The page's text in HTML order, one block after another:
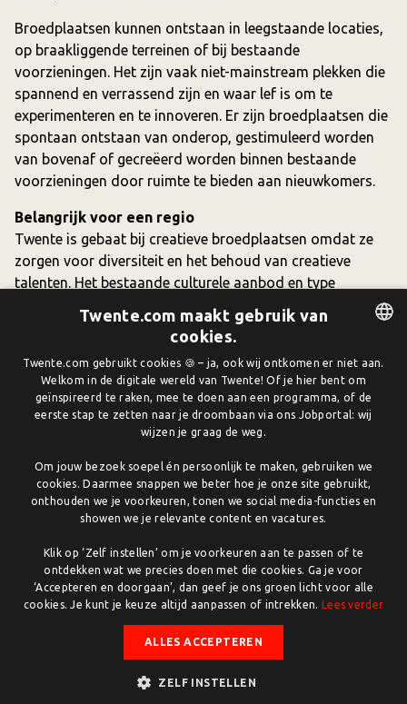
Broedplaatsen kunnen ontstaan in leegstaande locaties,
op braakliggende terreinen of bij bestaande
voorzieningen. Het zijn vaak niet-mainstream plekken die
spannend en verrassend zijn en waar lef is om te
experimenteren en te innoveren. Er zijn broedplaatsen die
spontaan ontstaan van onderop, gestimuleerd worden
van bovenaf of gecreëerd worden binnen bestaande
voorzieningen door ruimte te bieden aan nieuwkomers.
Belangrijk voor een regio
Twente is gebaat bij creatieve broedplaatsen omdat ze
zorgen voor diversiteit en het behoud van creatieve
talenten. Het bestaande culturele aanbod en type
voorzieningen in de regio sluit onvoldoende aan bij de
vraag van juist díe doelgroep die noodzakelijk is om de
doelstelling van Twente als innovatieve, technisch
vooraanstaande regio te bereiken. De aanwezigheid van
creatieve broedplaatsen trekt de creatieve klasse en
creatieve industrie aan en dit leidt tot banengroei in de
De regeling
Creatieven die in één van de veertien Twentse gemeenten
een creatieve broedplaats willen versterken of concrete
kunnen vanaf 1 september 2020 een aanvraag indienen
voor een financiële bijdrage, netwerkondersteuning en
coaching.
Binnen de regeling kunnen drie soorten broedplaatsen in
aanmerking komen:
DUTCH
ENGLISH
Twente.com maakt gebruik van
cookies.
Twente.com gebruikt cookies 🍪 – ja, ook wij ontkomen er niet aan.
Welkom in de digitale wereld van Twente! Of je hier bent om
geïnspireerd te raken, mee te doen aan een programma, of de
eerste stap te zetten naar je droombaan via ons Jobportal: wij
wijzen je graag de weg.
Om jouw bezoek soepel én persoonlijk te maken, gebruiken we
cookies. Daarmee snappen we beter hoe je onze site gebruikt,
onthouden we je voorkeuren, tonen we social media-functies en
showen we je relevante content en vacatures.
Klik op ‘Zelf instellen’ om je voorkeuren aan te passen of te
ontdekken wat we precies doen met die cookies. Ga je voor
‘Accepteren en doorgaan’, dan geef je ons groen licht voor alle
cookies. Je kunt je keuze altijd aanpassen of intrekken. Lees verder
ALLES ACCEPTEREN
ZELF INSTELLEN